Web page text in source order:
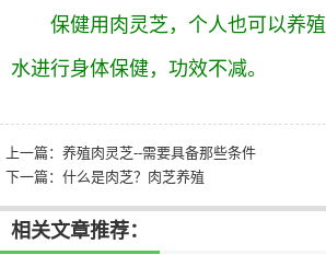
保健用肉灵芝，个人也可以养
水进行身体保健，功效不减。
上一篇： 养殖肉灵芝--需要具备那些条件
下一篇： 什么是肉芝？肉芝养殖
相关文章推荐：